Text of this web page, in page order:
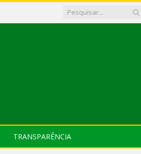
TRANSPARÊNCIA